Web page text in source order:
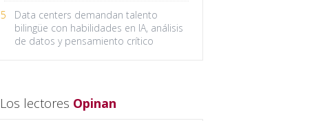
5
Data centers demandan talento
bilingüe con habilidades en IA, análisis
de datos y pensamiento crítico
Los lectores Opinan